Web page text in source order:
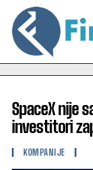
SpaceX nije
investitori
KOMPANIJE